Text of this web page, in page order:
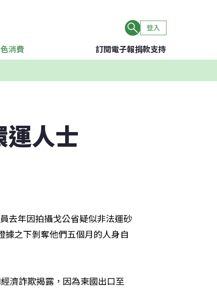
登入
消費 訂閱電子報捐款支持
人士
去年因拍攝戈公省疑似非法運砂
之下剝奪他們五個月的人身自
濟詐欺揭露，因為柬國出口至